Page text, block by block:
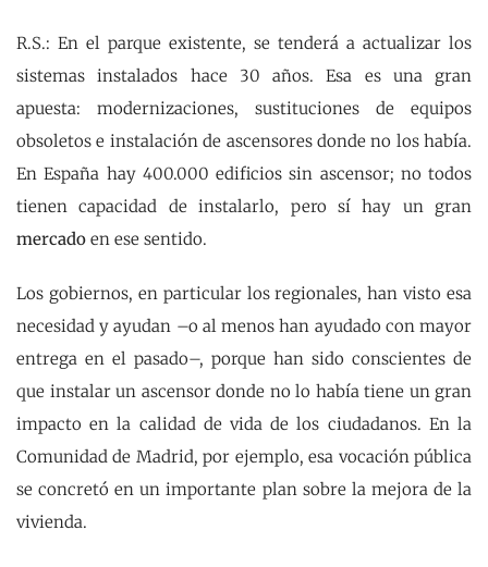
R.S.: En el parque existente, se tenderá a actualizar los
sistemas instalados hace 30 años. Esa es una gran
apuesta: modernizaciones, sustituciones de equipos
obsoletos e instalación de ascensores donde no los había.
En España hay 400.000 edificios sin ascensor; no todos
tienen capacidad de instalarlo, pero sí hay un gran
mercado en ese sentido.
Los gobiernos, en particular los regionales, han visto esa
necesidad y ayudan –o al menos han ayudado con mayor
entrega en el pasado–, porque han sido conscientes de
que instalar un ascensor donde no lo había tiene un gran
impacto en la calidad de vida de los ciudadanos. En la
Comunidad de Madrid, por ejemplo, esa vocación pública
se concretó en un importante plan sobre la mejora de la
vivienda.